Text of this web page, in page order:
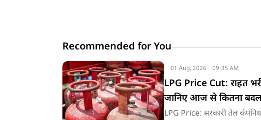
Recommended for You
01 Aug, 2026 09:35 AM
LPG Price Cut: राहत
जानिए आज से कितना
LPG Price: सरकारी तेल